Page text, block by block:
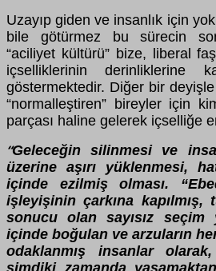
Uzayıp giden ve insanlık için
bile götürmez bu sürecin
“aciliyet kültürü” bize, liberal
içselliklerinin derinliklerine
göstermektedir. Diğer bir deyişle
“normalleştiren” bireyler için
parçası haline gelerek içselliğe
“Geleceğin silinmesi ve
üzerine aşırı yüklenmesi,
içinde ezilmiş olması.
işleyişinin çarkına
sonucu olan sayısız seçim
içinde boğulan ve arzuların
odaklanmış insanlar